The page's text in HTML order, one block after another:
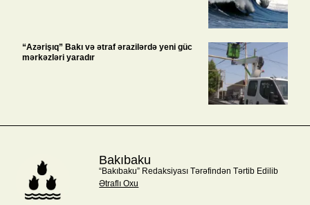
“Azərişıq” Bakı və ətraf ərazilərdə yeni güc
mərkəzləri yaradır
Bakıbaku
“Bakıbaku” Redaksiyası Tərəfindən Tərtib Edilib
Ətraflı Oxu